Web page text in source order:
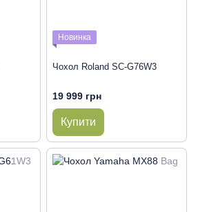
Новинка
Чохол Roland SC-G76W3
19 999 грн
Купити